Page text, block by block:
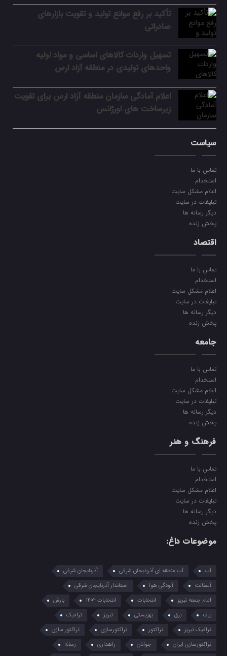
تأکید بر رفع موانع تولید و تقویت بازارهای
صادراتی
تسهیل واردات کالاهای اساسی و مواد اولیه
واحدهای تولیدی در منطقه آزاد ارس
اعلام آمادگی سازمان منطقه آزاد ارس برای تقویت
زیرساخت‌ های اورژانس
سیاست
تماس با ما
استخدام
اعلام مشکل سایت
تبلیغات در سایت
دیگر رسانه ها
پخش زنده
اقتصاد
تماس با ما
استخدام
اعلام مشکل سایت
تبلیغات در سایت
دیگر رسانه ها
پخش زنده
جامعه
تماس با ما
استخدام
اعلام مشکل سایت
تبلیغات در سایت
دیگر رسانه ها
پخش زنده
فرهنگ و هنر
تماس با ما
استخدام
اعلام مشکل سایت
تبلیغات در سایت
دیگر رسانه ها
پخش زنده
موضوعات داغ:
آب آب منطقه ای آذربایجان شرقی
آذربایجان شرقی
آسفالت
آلودگی هوا
استاندار آذربایجان شرقی
امام جمعه تبریز
انتخابات انتخابات 1402
بارش
برف
برق بهزیستی تبریز
ترافیک
ترافیک تبریز
تراکتور تراکتورسازی
تراکتور سازی
تراکتورسازی ایران
جوانان راهداری
رسانه